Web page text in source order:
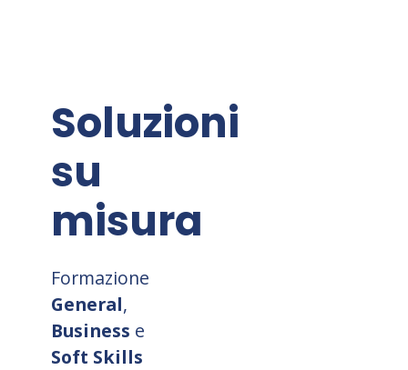
Soluzioni
su
misura
Formazione
General,
Business e
Soft Skills